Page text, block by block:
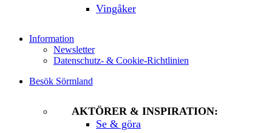
Vingåker
Information
Newsletter
Datenschutz- & Cookie-Richtlinien
Besök Sörmland
AKTÖRER & INSPIRATION:
Se & göra